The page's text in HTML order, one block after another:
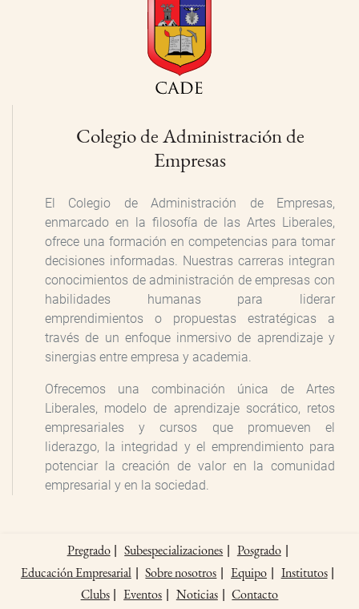
Colegio de Administración de
Empresas
El Colegio de Administración de Empresas,
enmarcado en la filosofía de las Artes Liberales,
ofrece una formación en competencias para tomar
decisiones informadas. Nuestras carreras integran
conocimientos de administración de empresas con
habilidades humanaspara liderar
emprendimientos o propuestas estratégicas a
través de un enfoque inmersivo de aprendizaje y
sinergias entre empresa y academia.
Ofrecemos una combinación única de Artes
Liberales, modelo de aprendizaje socrático, retos
empresariales y cursos que promueven el
liderazgo, la integridad y el emprendimiento para
potenciar la creación de valor en la comunidad
empresarial y en la sociedad.
Pregrado Subespecializaciones
Posgrado
Educación Empresarial
Sobre nosotros Equipo
Institutos
Clubs
Eventos Noticias Contacto